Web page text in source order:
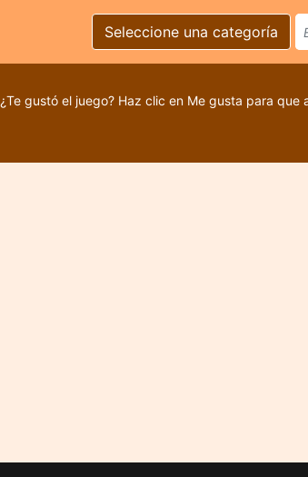
Seleccione una categoría
¿Te gustó el juego? Haz clic en Me gusta para que